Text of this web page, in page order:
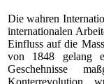
Die wahren
internationalen
Einfluss auf die
von 1848 gelang
Geschehnisse
Konterrevolution